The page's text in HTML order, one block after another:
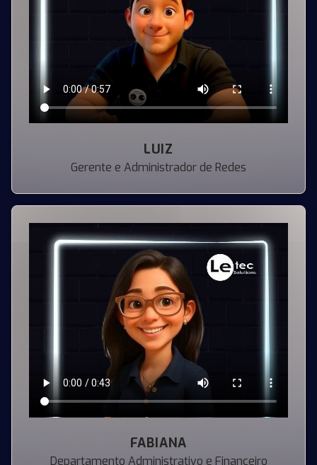
LUIZ
Gerente e Administrador de Redes
FABIANA
Departamento Administrativo e Financeiro